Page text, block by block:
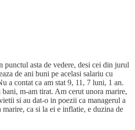
punctul asta de vedere, desi cei din jurul
de ani buni pe acelasi salariu cu
a contat ca am stat 9, 11, 7 luni, 1 an.
m-am tirat. Am cerut unora marire,
si au dat-o in poezii ca managerul a
marire, ca si la ei e inflatie, e duzina de